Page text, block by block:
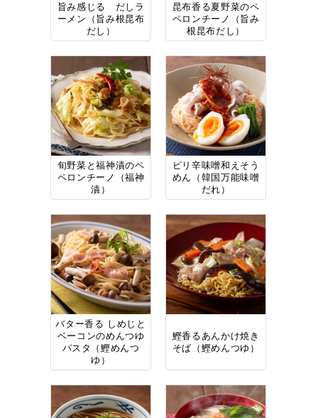
旨み感じる だしラ
ーメン（旨み根昆布
だし）
昆布香る夏野菜のペ
ペロンチーノ（旨み
根昆布だし）
旬野菜と福神漬のペ
ペロンチーノ（福神
漬）
ピリ辛味噌和えそう
めん（韓国万能味噌
だれ）
バター香る しめじと
ベーコンのめんつゆ
パスタ（鰹めんつ
ゆ）
鰹香るあんかけ焼き
そば（鰹めんつゆ）